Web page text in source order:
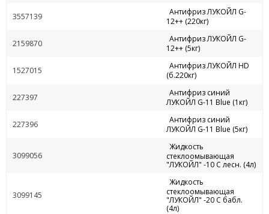
3557139
Антифриз ЛУКОЙЛ G-
12++ (220кг)
2159870
Антифриз ЛУКОЙЛ G-
12++ (5кг)
1527015
Антифриз ЛУКОЙЛ HD
(б.220кг)
227397
Антифриз синий
ЛУКОЙЛ G-11 Blue (1кг)
227396
Антифриз синий
ЛУКОЙЛ G-11 Blue (5кг)
3099056
Жидкость
стеклоомывающая
"ЛУКОЙЛ" -10 С лесн. (4л)
3099145
Жидкость
стеклоомывающая
"ЛУКОЙЛ" -20 С бабл.
(4л)